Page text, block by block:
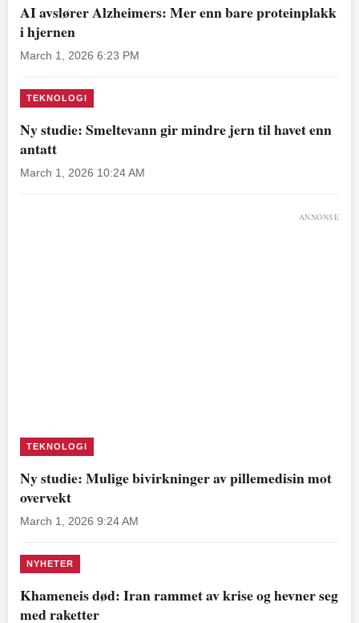
AI avslører Alzheimers: Mer enn bare proteinplakk
i hjernen
March 1, 2026 6:23 PM
TEKNOLOGI
Ny studie: Smeltevann gir mindre jern til havet enn
antatt
March 1, 2026 10:24 AM
ANNONSE
TEKNOLOGI
Ny studie: Mulige bivirkninger av pillemedisin mot
overvekt
March 1, 2026 9:24 AM
NYHETER
Khameneis død: Iran rammet av krise og hevner seg
med raketter